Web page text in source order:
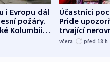
i Evropu dál
požáry.
Kolumbii
tisíce lidí
Účastníci
Pride
trvající
včera před 18 h